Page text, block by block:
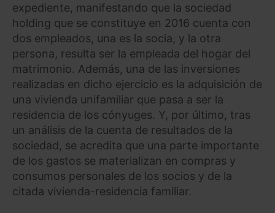
expediente, manifestando que la sociedad
holding que se constituye en 2016 cuenta con
dos empleados, una es la socia, y la otra
persona, resulta ser la empleada del hogar del
matrimonio. Además, una de las inversiones
realizadas en dicho ejercicio es la adquisición de
una vivienda unifamiliar que pasa a ser la
residencia de los cónyuges. Y, por último, tras
un análisis de la cuenta de resultados de la
sociedad, se acredita que una parte importante
de los gastos se materializan en compras y
consumos personales de los socios y de la
citada vivienda-residencia familiar.